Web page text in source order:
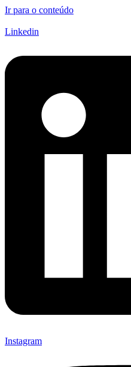
Ir para o conteúdo
Linkedin
Instagram